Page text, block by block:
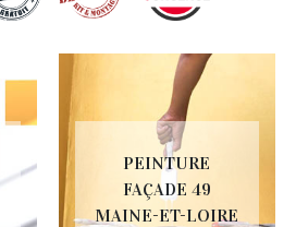
PEINTURE
FAÇADE 49
MAINE-ET-LOIRE